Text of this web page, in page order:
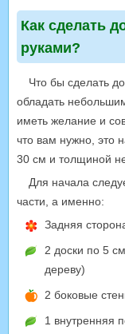
Как сделать
руками?
Что бы сделать
обладать
иметь желание и
что вам нужно, это
30 см и толщиной
Для начала
части, а именно:
Задняя
2 доски по 5
дереву)
2 боковые
1 внутренняя